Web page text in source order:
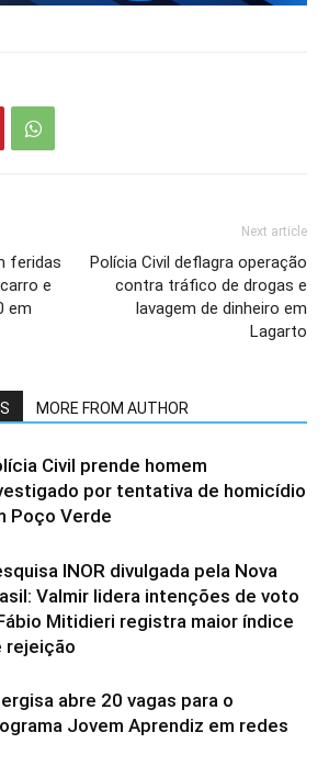
feridas
e
em
Next article
Polícia Civil deflagra operação
contra tráfico de drogas e
lavagem de dinheiro em
Lagarto
MORE FROM AUTHOR
Civil prende homem
por tentativa de homicídio
Poço Verde
INOR divulgada pela Nova
Valmir lidera intenções de voto
Mitidieri registra maior índice
rejeição
abre 20 vagas para o
Jovem Aprendiz em redes